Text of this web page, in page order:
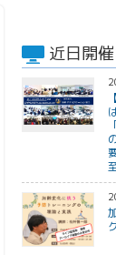
近日開